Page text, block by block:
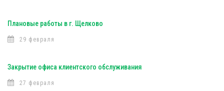
Плановые работы в г. Щелково
29 февраля
Закрытие офиса клиентского обслуживания
27 февраля